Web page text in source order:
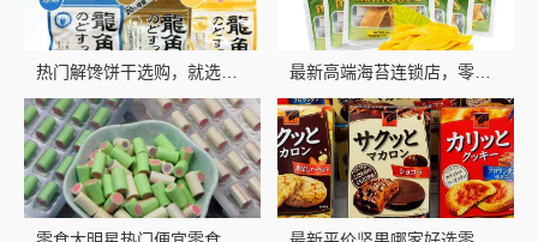
热门解馋饼干选购，就选零食大明星 最新高端海苔连锁店，零食大明星品质保障